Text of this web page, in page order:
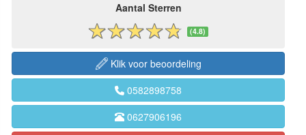
Aantal Sterren
(4.8)
Klik voor beoordeling
0582898758
0627906196